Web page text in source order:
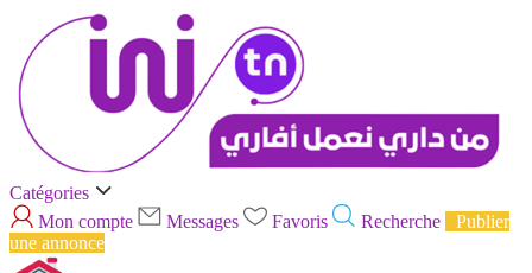
Catégories
Mon compte
Messages Favoris Recherche
Publier
une annonce